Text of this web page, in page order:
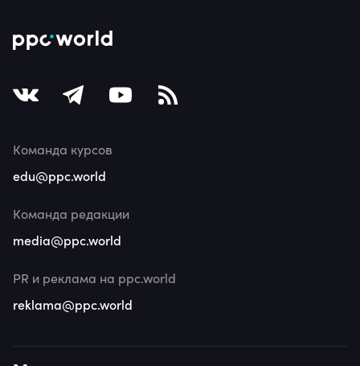
Команда курсов
edu@ppc.world
Команда редакции
media@ppc.world
PR и реклама на ppc.world
reklama@ppc.world